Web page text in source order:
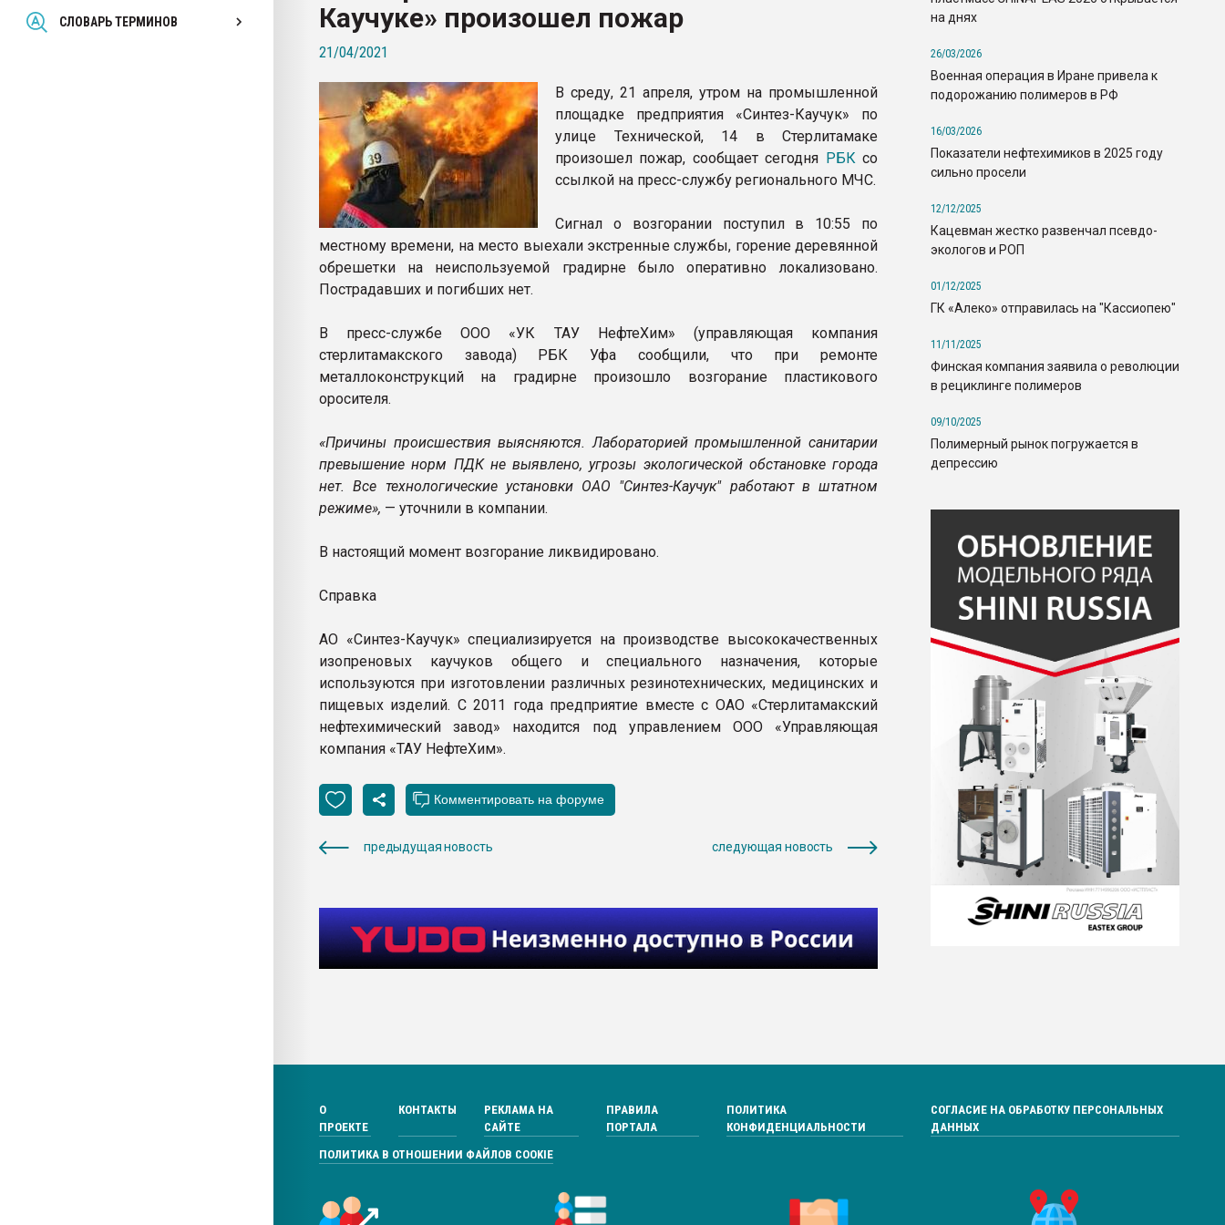
СЛОВАРЬ ТЕРМИНОВ
Всё, что касается выдува ПЭТ
бутылок
ПЕРЕЙТИ НА ФОРУМ
Каучуке» произошел пожар
21/04/2021
В среду, 21 апреля, утром на промышленной
площадке предприятия «Синтез-Каучук» по
улице Технической, 14 в Стерлитамаке
произошел пожар, сообщает сегодня РБКсо
ссылкой на пресс-службу регионального МЧС.
Сигнал о возгорании поступил в 10:55 по
местному времени, на место выехали экстренные службы, горение деревянной
обрешетки на неиспользуемой градирне было оперативно локализовано.
Пострадавших и погибших нет.
В пресс-службе ООО «УК ТАУ НефтеХим» (управляющая компания
стерлитамакского завода) РБК Уфа сообщили, что при ремонте
металлоконструкций на градирне произошло возгорание пластикового
оросителя.
«Причины происшествия выясняются. Лабораторией промышленной санитарии
превышение норм ПДК не выявлено, угрозы экологической обстановке города
нет. Все технологические установки ОАО "Синтез-Каучук" работают в штатном
режиме», — уточнили в компании.
В настоящий момент возгорание ликвидировано.
Справка
АО «Синтез-Каучук» специализируется на производстве высококачественных
изопреновых каучуков общего и специального назначения, которые
используются при изготовлении различных резинотехнических, медицинских и
пищевых изделий. С 2011 года предприятие вместе с ОАО «Стерлитамакский
нефтехимический завод» находится под управлением ООО «Управляющая
компания «ТАУ НефтеХим».
предыдущая новость следующая новость
на днях
26/03/2026
Военная операция в Иране привела к
подорожанию полимеров в РФ
16/03/2026
Показатели нефтехимиков в 2025 году
сильно просели
12/12/2025
Кацевман жестко развенчал псевдо-
экологов и РОП
01/12/2025
ГК «Алеко» отправилась на "Кассиопею"
11/11/2025
Финская компания заявила о революции
в рециклинге полимеров
09/10/2025
Полимерный рынок погружается в
депрессию
О
ПРОЕКТЕ
КОНТАКТЫ
РЕКЛАМА НА
САЙТЕ
ПРАВИЛА
ПОРТАЛА
ПОЛИТИКА
КОНФИДЕНЦИАЛЬНОСТИ
СОГЛАСИЕ НА ОБРАБОТКУ ПЕРСОНАЛЬНЫХ
ДАННЫХ
ПОЛИТИКА В ОТНОШЕНИИ ФАЙЛОВ COOKIE